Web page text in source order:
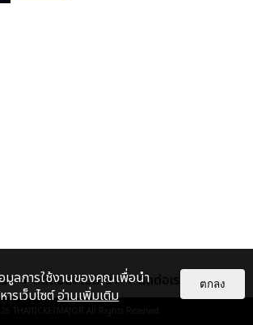
า ติดต่อลงโฆษณา ติดต่อเรา
THAITICKETMAJOR All Rights Reserved.
มูลการใช้งานของคุณเพื่อนำ
ารเว็บไซต์อ่านเพิ่มเติม
ตกลง